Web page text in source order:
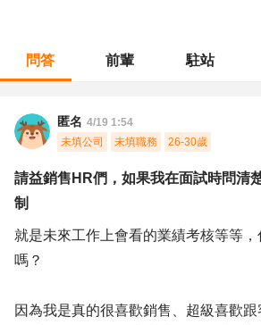
問答 前輩 駐站
匿名 4/19 1:54
未填公司
未填職務 26-30歲
請益銷售HR們，如果我在面試時問清
制
就是未來工作上會看的業績考核等等
嗎？
因為我是真的很喜歡銷售、超級喜歡